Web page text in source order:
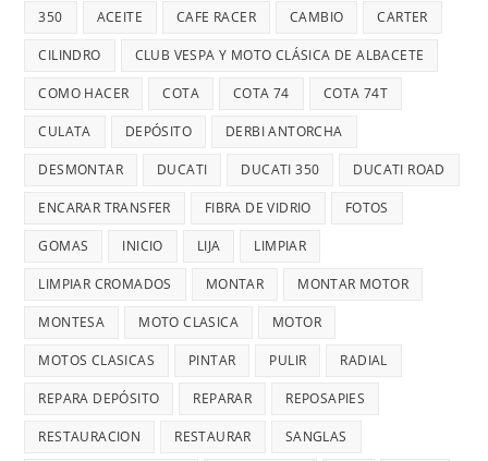
350 ACEITE CAFE RACER CAMBIO CARTER
CILINDRO CLUB VESPA Y MOTO CLÁSICA DE ALBACETE
COMO HACER COTA COTA 74 COTA 74T
CULATA DEPÓSITO DERBI ANTORCHA
DESMONTAR DUCATI DUCATI 350 DUCATI ROAD
ENCARAR TRANSFER FIBRA DE VIDRIO FOTOS
GOMAS INICIO LIJA LIMPIAR
LIMPIAR CROMADOS MONTAR MONTAR MOTOR
MONTESA MOTO CLASICA MOTOR
MOTOS CLASICAS PINTAR PULIR RADIAL
REPARA DEPÓSITO REPARAR REPOSAPIES
RESTAURACION RESTAURAR SANGLAS